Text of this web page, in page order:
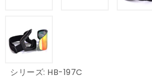
シリーズ: HB-197C